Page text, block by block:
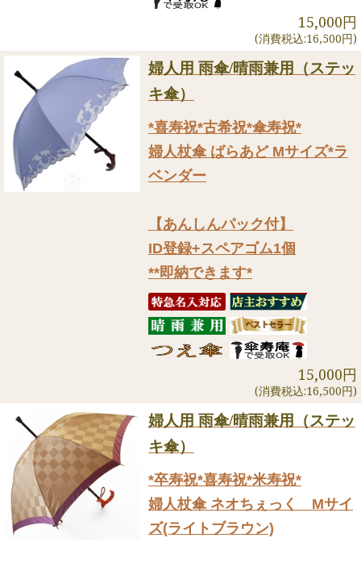
15,000円
(消費税込:16,500円)
婦人用 雨傘/晴雨兼用（ステッ
キ傘）
*喜寿祝*古希祝*傘寿祝*
婦人杖傘 ばらあど Mサイズ*ラ
ベンダー
【あんしんパック付】
ID登録+スペアゴム1個
**即納できます*
15,000円
(消費税込:16,500円)
婦人用 雨傘/晴雨兼用（ステッ
キ傘）
*卒寿祝*喜寿祝*米寿祝*
婦人杖傘 ネオちぇっく Mサイ
ズ(ライトブラウン)